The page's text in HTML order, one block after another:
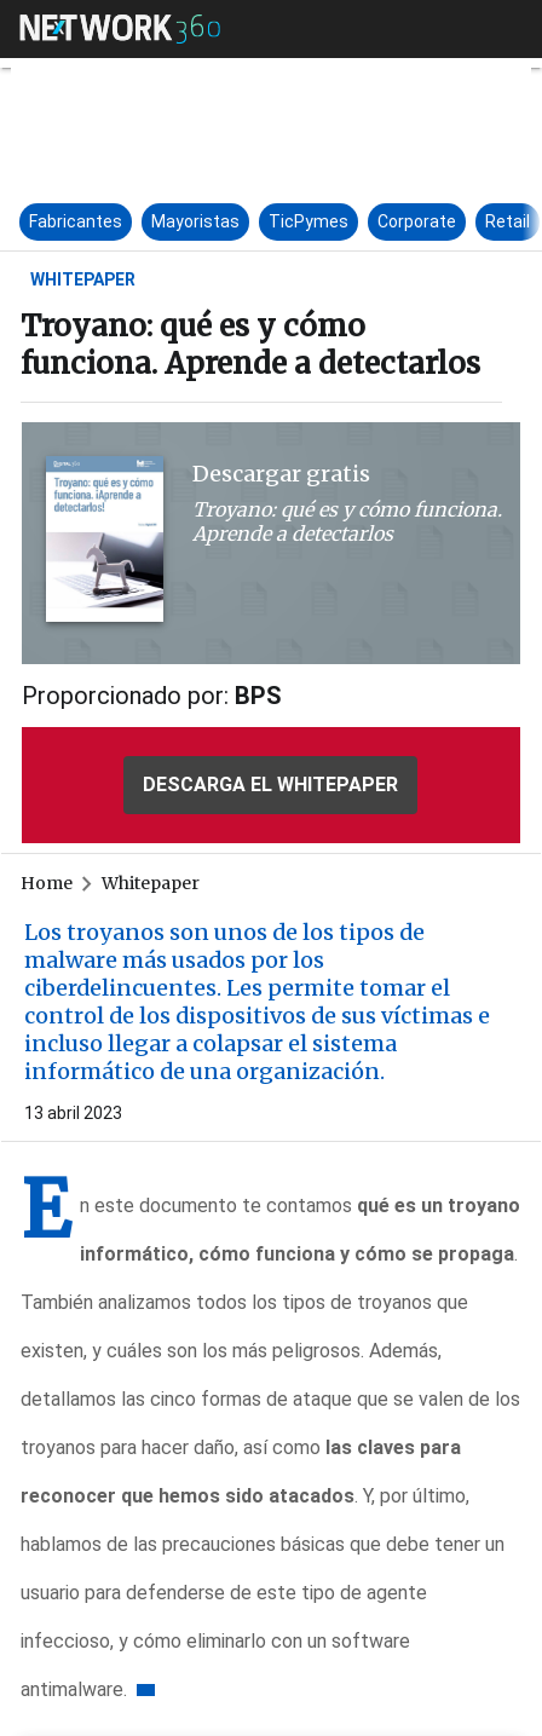
Troyano: qué es y cómo
Fabricantes Mayoristas TicPymes Corporate Retail
WHITEPAPER
Troyano: qué es y cómo
funciona. Aprende a detectarlos
Descargar gratis
Troyano: qué es y cómo funciona.
Aprende a detectarlos
Proporcionado por: BPS
DESCARGA EL WHITEPAPER
Home Whitepaper
Los troyanos son unos de los tipos de
malware más usados por los
ciberdelincuentes. Les permite tomar el
control de los dispositivos de sus víctimas e
incluso llegar a colapsar el sistema
informático de una organización.
13 abril 2023
E n este documento te contamos qué es un troyano
informático, cómo funciona y cómo se propaga
También analizamos todos los tipos de troyanos que
existen, y cuáles son los más peligrosos. Además,
detallamos las cinco formas de ataque que se valen de los
troyanos para hacer daño, así como las claves para
reconocer que hemos sido atacados . Y, por último,
hablamos de las precauciones básicas que debe tener un
usuario para defenderse de este tipo de agente
infeccioso, y cómo eliminarlo con un software
antimalware.